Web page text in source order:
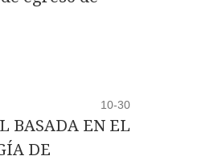
10-30
BASADA EN EL
DE